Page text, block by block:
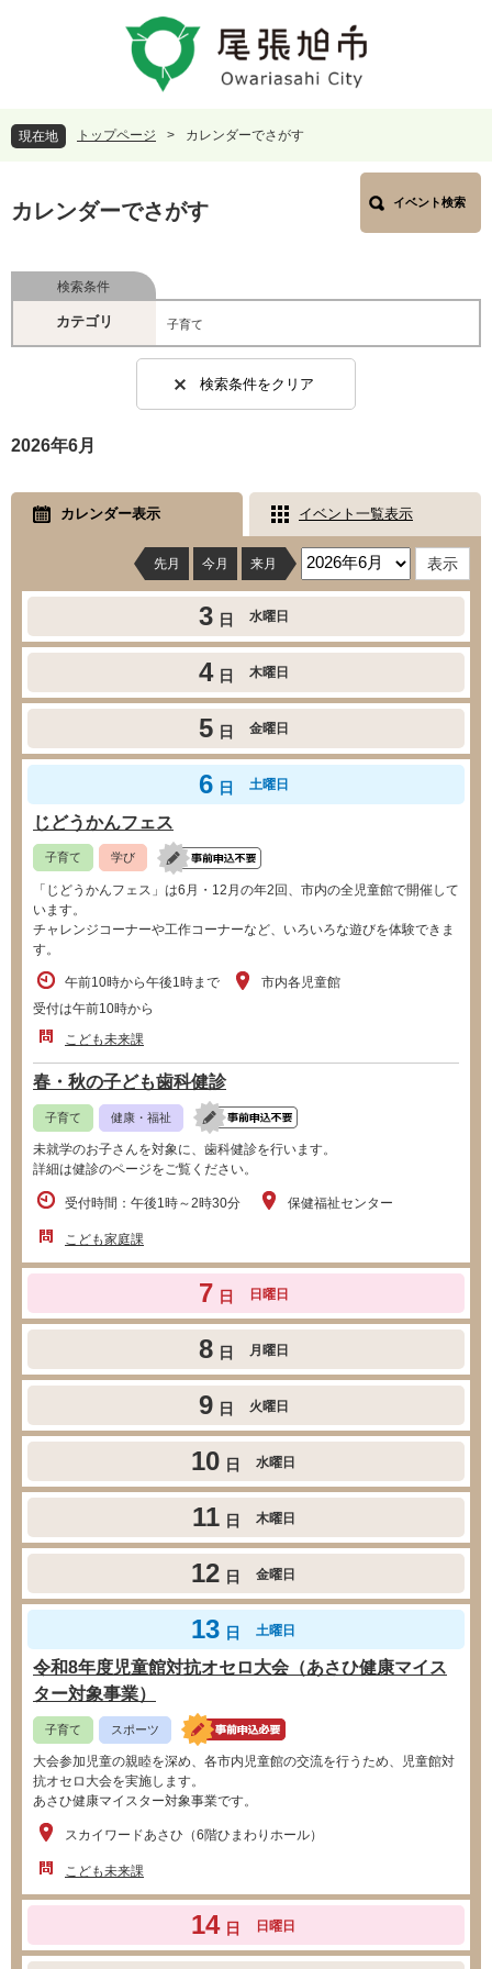
頭
で
飛
ば
本
現在地 トップページ > カレンダーでさがす
文
カレンダーでさがす イベント検索
検索条件
カテゴリ 子育て
検索条件をクリア
2026年6月
カレンダー表示 イベント一覧表示
先月 今月 来月
3 日 水曜日
4 日 木曜日
5 日 金曜日
6 日 土曜日
じどうかんフェス
子育て 学び
「じどうかんフェス」は6月・12月の年2回、市内の全児童館で開催して
います。
チャレンジコーナーや工作コーナーなど、いろいろな遊びを体験できま
す。
午前10時から午後1時まで
受付は午前10時から
市内各児童館
こども未来課
春・秋の子ども歯科健診
子育て 健康・福祉
未就学のお子さんを対象に、歯科健診を行います。
詳細は健診のページをご覧ください。
受付時間：午後1時～2時30分 保健福祉センター
こども家庭課
7 日 日曜日
8 日 月曜日
9 日 火曜日
10 日 水曜日
11 日 木曜日
12 日 金曜日
13 日 土曜日
令和8年度児童館対抗オセロ大会（あさひ健康マイス
ター対象事業）
子育て スポーツ
大会参加児童の親睦を深め、各市内児童館の交流を行うため、児童館対
抗オセロ大会を実施します。
あさひ健康マイスター対象事業です。
スカイワードあさひ（6階ひまわりホール）
こども未来課
14 日 日曜日